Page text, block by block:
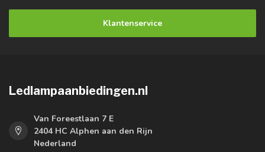
Klantenservice
Ledlampaanbiedingen.nl
Van Foreestlaan 7 E
2404 HC Alphen aan den Rijn
Nederland